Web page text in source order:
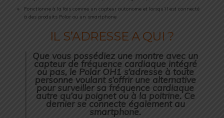
Fonctionne à la fois comme un capteur autonome et lorsqu’il est connecté
à des produits Polar ou un smartphone
IL S’ADRESSE A QUI ?
Que vous possédiez une montre avec un
capteur de fréquence cardiaque intégré
ou pas, le Polar OH1 s’adresse à toute
personne voulant s’offrir une alternative
pour surveiller sa fréquence cardiaque
autre qu’au poignet ou à la poitrine. Ce
dernier se connecte également au
smartphone.